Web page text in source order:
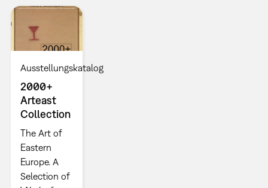
Ausstellungskatalog
2000+
Arteast
Collection
The Art of
Eastern
Europe. A
Selection of